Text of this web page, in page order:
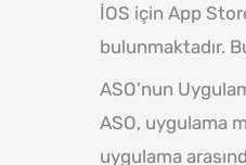
İOS için App
bulunmaktadır.
ASO’nun
ASO, uygulama
uygulama